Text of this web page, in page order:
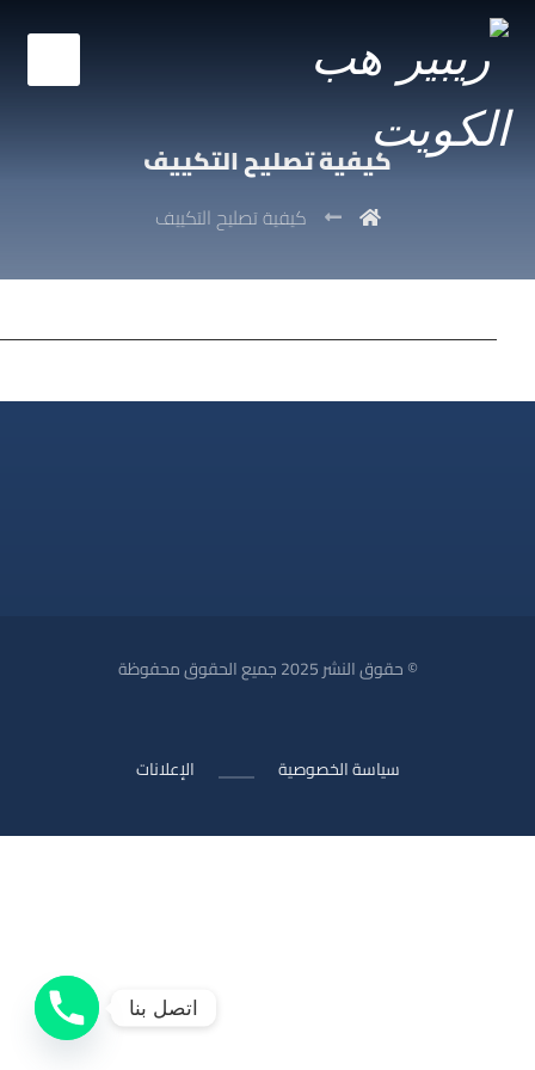
كيفية تصليح التكييف
كيفية تصليح التكييف
© حقوق النشر 2025 جميع الحقوق محفوظة
سياسة الخصوصية الإعلانات
اتصل بنا